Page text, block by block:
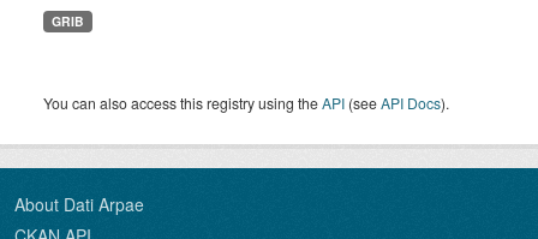
GRIB
You can also access this registry using theAPI (seeAPI Docs).
About Dati Arpae